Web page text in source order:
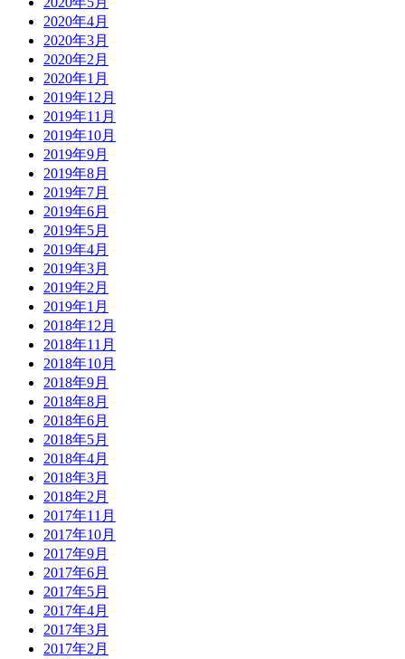
2020年4月
2020年3月
2020年2月
2020年1月
2019年12月
2019年11月
2019年10月
2019年9月
2019年8月
2019年7月
2019年6月
2019年5月
2019年4月
2019年3月
2019年2月
2019年1月
2018年12月
2018年11月
2018年10月
2018年9月
2018年8月
2018年6月
2018年5月
2018年4月
2018年3月
2018年2月
2017年11月
2017年10月
2017年9月
2017年6月
2017年5月
2017年4月
2017年3月
2017年2月